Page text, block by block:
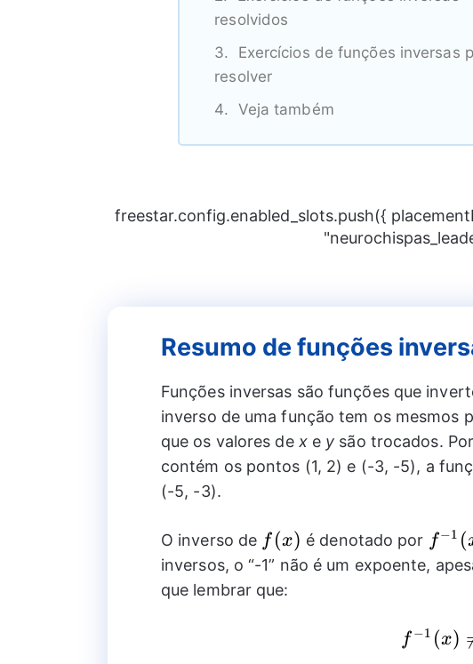
resolvidos
Exercícios de funções inversas
resolver
Veja também
freestar.config.enabled_slots.push({
Resumo de funções
Funções inversas são funções que
inverso de uma função tem os mesmos
que os valores de xe y são trocados.
contém os pontos (1, 2) e (-3, -5), a
(-5, -3).
O inverso de f(x)
f (x) é denotado por
(x)
f−1 (
inversos, o “-1” não é um expoente,
que lembrar que:
{{f}^{-
f−1 (x)